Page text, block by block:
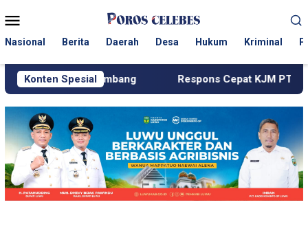
ke
Mobile
Nasional Berita Daerah Desa Hukum Kriminal
Konten SpesialRespons Cepat KJM PT MDA, Pipa Bocor